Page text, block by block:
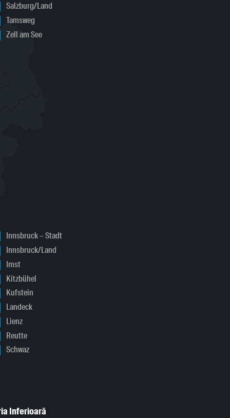
Salzburg/Land
Tamsweg
Zell am See
Innsbruck – Stadt
Innsbruck/Land
Imst
Kitzbühel
Kufstein
Landeck
Lienz
Reutte
Schwaz
Inferioară